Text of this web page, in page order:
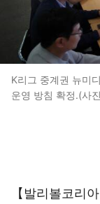
K리그 중계권 뉴미
운영 방침 확정.(사
【발리볼코리